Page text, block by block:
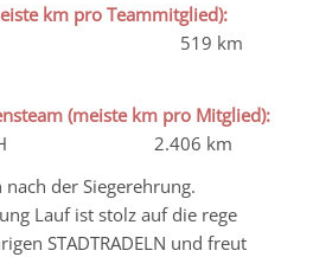
km pro Teammitglied):
519 km
(meiste km pro Mitglied):
GmbH 2.406 km
der Siegerehrung.
Lauf ist stolz auf die rege
STADTRADELN und freut